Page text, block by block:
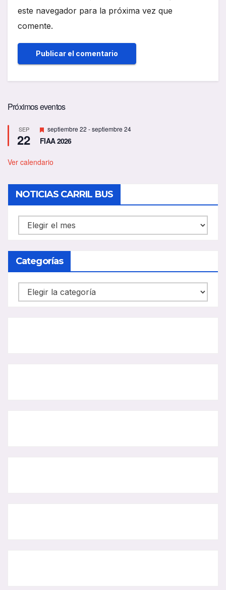
este navegador para la próxima vez que
comente.
Próximos eventos
SEP
22
D
e
s
a
d
o
septiembre 22 -septiembre 24
FIAA 2026
Ver calendario
NOTICIAS CARRIL BUS
NOTICIAS
CARRIL
BUS
Categorías
Categorías